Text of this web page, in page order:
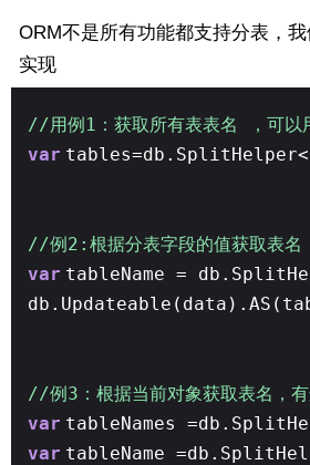
ORM不是所有功能都支持分表，
实现
//用例1：获取所有表表名 ，可以
var
//例2:根据分表字段的值获取表名
var tableName =
//例3：根据当前对象获取表名，
var tableNames
var tableName